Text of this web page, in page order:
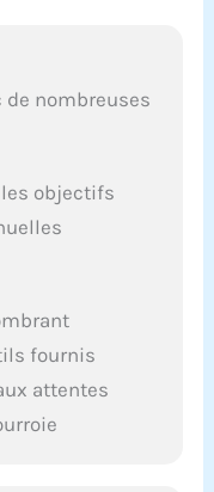
nombreuses
objectifs
fournis
attentes